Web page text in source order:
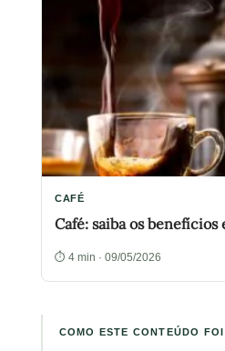
CAFÉ
Café: saiba os
⏱ 4 min · 09/05/2026
COMO ESTE CONTEÚDO